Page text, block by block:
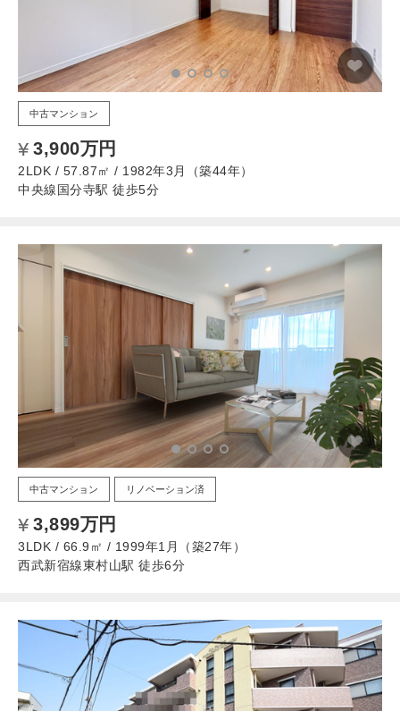
中古マンション
3,900万円
2LDK / 57.87㎡ / 1982年3月（築44年）
中央線国分寺駅 徒歩5分
中古マンション リノベーション済
3,899万円
3LDK / 66.9㎡ / 1999年1月（築27年）
西武新宿線東村山駅 徒歩6分